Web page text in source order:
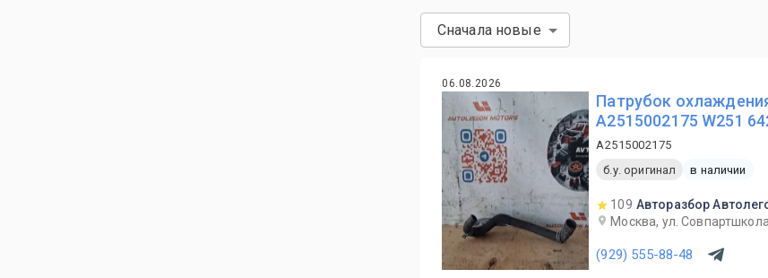
Сначала новые
06.08.2026
Патрубок
A2515002175 W251
A2515002175
б.у. оригинал
в наличии
109 Авторазбор
Москва, ул.
(929) 555-88-48